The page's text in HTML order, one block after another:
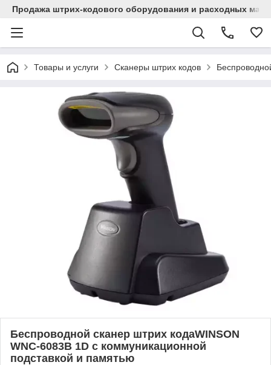
Продажа штрих-кодового оборудования и расходных
Товары и услуги Сканеры штрих кодов
Беспроводной сканер штрих кодаWINSON
WNC-6083B 1D c коммуникационной
подставкой и памятью